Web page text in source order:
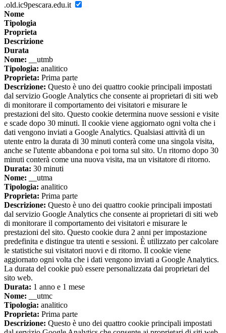
.old.ic9pescara.edu.it
Nome
Tipologia
Proprieta
Descrizione
Durata
Nome: __utmb
Tipologia: analitico
Proprieta: Prima parte
Descrizione: Questo è uno dei quattro cookie principali impostati
dal servizio Google Analytics che consente ai proprietari di siti web
di monitorare il comportamento dei visitatori e misurare le
prestazioni del sito. Questo cookie determina nuove sessioni e visite
e scade dopo 30 minuti. Il cookie viene aggiornato ogni volta che i
dati vengono inviati a Google Analytics. Qualsiasi attività di un
utente entro la durata di 30 minuti conterà come una singola visita,
anche se l'utente abbandona e poi torna sul sito. Un ritorno dopo 30
minuti conterà come una nuova visita, ma un visitatore di ritorno.
Durata: 30 minuti
Nome: __utma
Tipologia: analitico
Proprieta: Prima parte
Descrizione: Questo è uno dei quattro cookie principali impostati
dal servizio Google Analytics che consente ai proprietari di siti web
di monitorare il comportamento dei visitatori e misurare le
prestazioni del sito. Questo cookie dura 2 anni per impostazione
predefinita e distingue tra utenti e sessioni. È utilizzato per calcolare
le statistiche sui visitatori nuovi e di ritorno. Il cookie viene
aggiornato ogni volta che i dati vengono inviati a Google Analytics.
La durata del cookie può essere personalizzata dai proprietari del
sito web.
Durata: 1 anno e 1 mese
Nome: __utmc
Tipologia: analitico
Proprieta: Prima parte
Descrizione: Questo è uno dei quattro cookie principali impostati